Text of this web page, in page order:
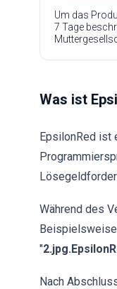
Um das
7 Tage
Was ist
EpsilonRed ist
Während des
"
Nach